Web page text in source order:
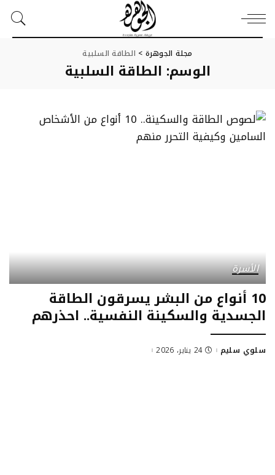
مجلة الجوهرة > الطاقة السلبية
الوسم: الطاقة السلبية
الأسرة
10 أنواع من البشر يسرقون الطاقة
الجسدية والسكينة النفسية.. احذرهم
Posted
سلوي سليم 24 يناير، 2026